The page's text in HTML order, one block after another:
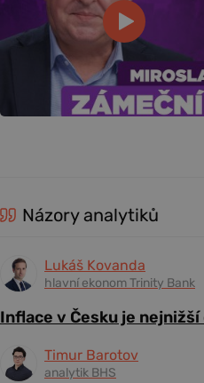
Názory analytiků
Lukáš Kovanda
hlavní ekonom Trinity Bank
Inflace v Česku je
Timur Barotov
analytik BHS